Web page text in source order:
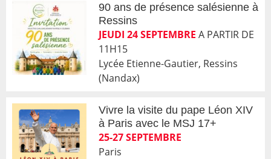
90 ans de présence salésienne à
Ressins
JEUDI 24 SEPTEMBRE A PARTIR DE
11H15
Lycée Etienne-Gautier, Ressins
(Nandax)
Vivre la visite du pape Léon XIV
à Paris avec le MSJ 17+
25-27 SEPTEMBRE
Paris